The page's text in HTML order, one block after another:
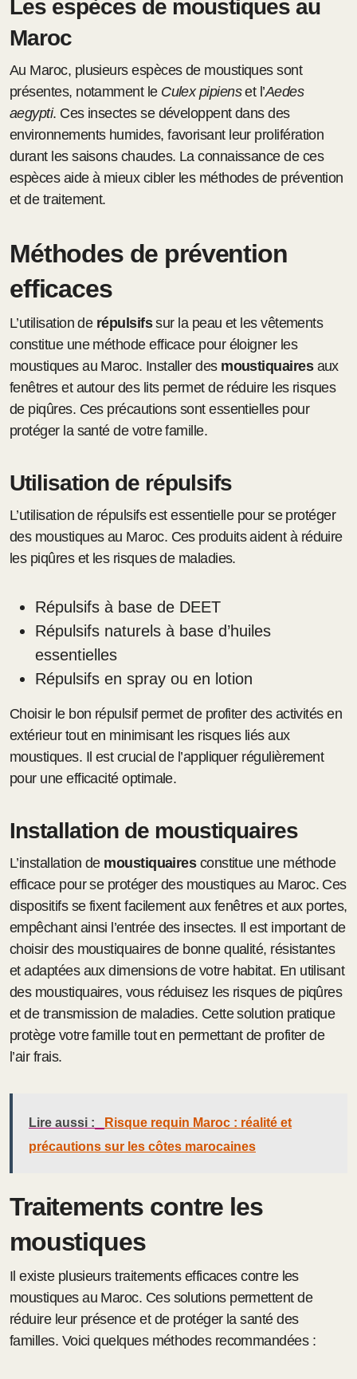
Les espèces de moustiques au
Maroc
Au Maroc, plusieurs espèces de moustiques sont
présentes, notamment le Culex pipienset l’Aedes
aegypti. Ces insectes se développent dans des
environnements humides, favorisant leur prolifération
durant les saisons chaudes. La connaissance de ces
espèces aide à mieux cibler les méthodes de prévention
et de traitement.
Méthodes de prévention
efficaces
L’utilisation de répulsifssur la peau et les vêtements
constitue une méthode efficace pour éloigner les
moustiques au Maroc. Installer des moustiquairesaux
fenêtres et autour des lits permet de réduire les risques
de piqûres. Ces précautions sont essentielles pour
protéger la santé de votre famille.
Utilisation de répulsifs
L’utilisation de répulsifs est essentielle pour se protéger
des moustiques au Maroc. Ces produits aident à réduire
les piqûres et les risques de maladies.
Répulsifs à base de DEET
Répulsifs naturels à base d’huiles
essentielles
Répulsifs en spray ou en lotion
Choisir le bon répulsif permet de profiter des activités en
extérieur tout en minimisant les risques liés aux
moustiques. Il est crucial de l’appliquer régulièrement
pour une efficacité optimale.
Installation de moustiquaires
L’installation de moustiquairesconstitue une méthode
efficace pour se protéger des moustiques au Maroc. Ces
dispositifs se fixent facilement aux fenêtres et aux portes,
empêchant ainsi l’entrée des insectes. Il est important de
choisir des moustiquaires de bonne qualité, résistantes
et adaptées aux dimensions de votre habitat. En utilisant
des moustiquaires, vous réduisez les risques de piqûres
et de transmission de maladies. Cette solution pratique
protège votre famille tout en permettant de profiter de
l’air frais.
Lire aussi :
Risque requin Maroc : réalité et
précautions sur les côtes marocaines
Traitements contre les
moustiques
Il existe plusieurs traitements efficaces contre les
moustiques au Maroc. Ces solutions permettent de
réduire leur présence et de protéger la santé des
familles. Voici quelques méthodes recommandées :